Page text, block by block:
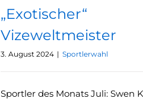
„Exotischer“
Vizeweltmeister
3. August 2024 | Sportlerwahl
Sportler des Monats Juli: Swen